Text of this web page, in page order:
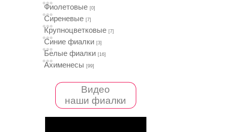
Фиолетовые [0]
Сиреневые [7]
Крупноцветковые [7]
Синие фиалки [3]
Белые фиалки [16]
Ахименесы [99]
Видео
наши фиалки